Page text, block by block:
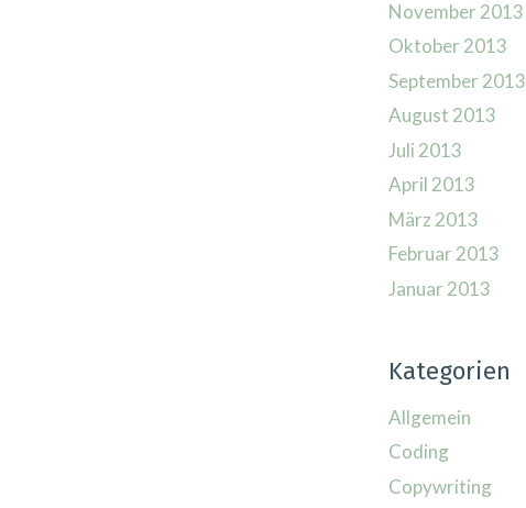
November 2013
Oktober 2013
September 2013
August 2013
Juli 2013
April 2013
März 2013
Februar 2013
Januar 2013
Kategorien
Allgemein
Coding
Copywriting